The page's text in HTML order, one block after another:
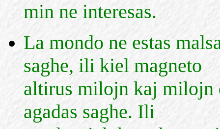
min ne interesas.
La mondo ne estas
saghe, ili kiel magneto
altirus milojn kaj milojn
agadas saghe. Ili